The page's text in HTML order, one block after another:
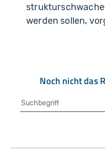
werden sollen,
Noch nicht das
Suche